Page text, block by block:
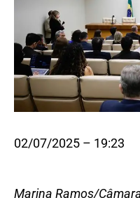
02/07/2025 – 19:23
Marina Ramos/